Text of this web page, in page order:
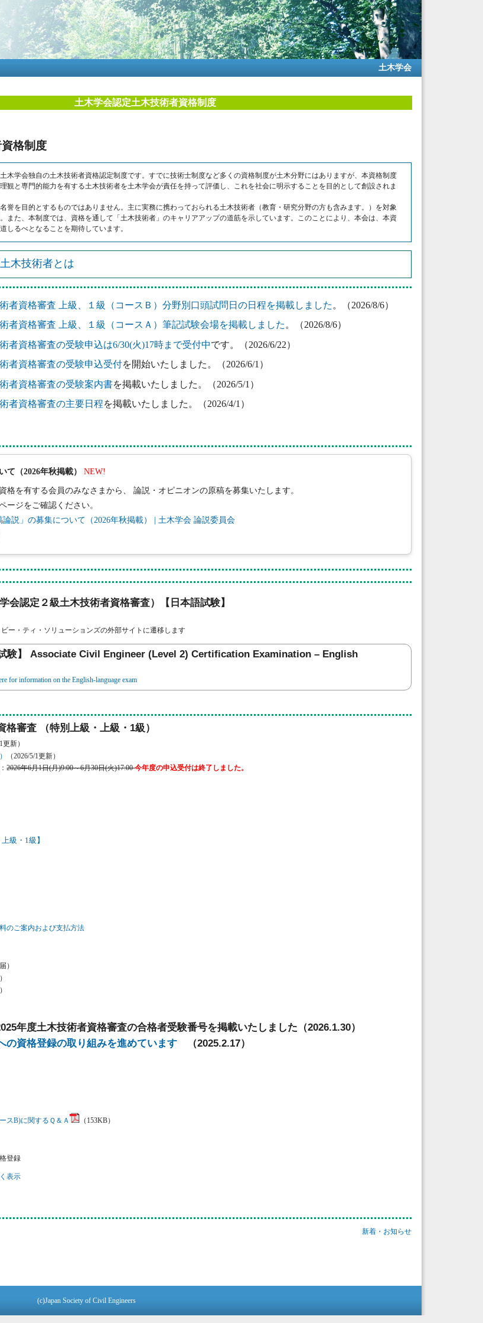
メ
イ
ン
コ
ン
に
土木学会
土木学会認定土木技術者資格制度
格制度
木学会独自の土木技術者資格認定制度です。すでに技術士制度など多くの資格制度が土木分野にはありますが、本資格制度
観と専門的能力を有する土木技術者を土木学会が責任を持って評価し、これを社会に明示することを目的として創設されま
誉を目的とするものではありません。主に実務に携わっておられる土木技術者（教育・研究分野の方も含みます。）を対象
また、本制度では、資格を通して「土木技術者」のキャリアアップの道筋を示しています。このことにより、本会は、本資
しるべとなることを期待しています。
木技術者とは
者資格審査 上級、１級（コースＢ）分野別口頭試問日の日程を掲載しました 。（2026/8/6）
者資格審査 上級、１級（コースＡ）筆記試験会場を掲載しました 。（2026/8/6）
者資格審査の受験申込は6/30(火)17時まで受付中です。（2026/6/22）
者資格審査の受験申込受付を開始いたしました。（2026/6/1）
者資格審査の受験案内書を掲載いたしました。（2026/5/1）
者資格審査の主要日程を掲載いたしました。（2026/4/1）
て（2026年秋掲載） NEW!
格を有する会員のみなさまから、 論説・オピニオンの原稿を募集いたします。
ージをご確認ください。
説」の募集について（2026年秋掲載） | 土木学会 論説委員会
会認定２級土木技術者資格審査）【日本語試験】
ー・ティ・ソリューションズの外部サイトに遷移します
験】 Associate Civil Engineer (Level 2) Certification Examination – English
information on the English-language exam
審査 （特別上級・上級・1級）
更新）
（2026/5/1更新）
2026年6月1日(月)9:00～6月30日(火)17:00今年度の申込受付は終了しました。
級・1級】
のご案内および支払方法
）
年度土木技術者資格審査の合格者受験番号を掲載いたしました（2026.1.30）
の資格登録の取り組みを進めています （2025.2.17）
スB)に関するＱ＆Ａ
（153KB）
登録
表示
新着・お知らせ
(c)Japan Society of Civil Engineers